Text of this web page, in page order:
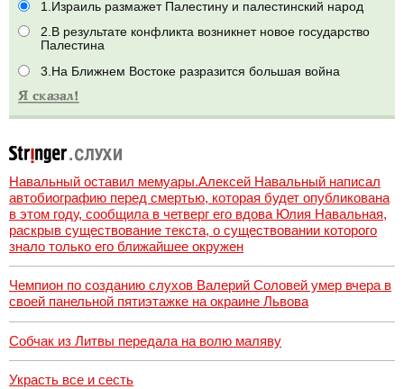
1.Израиль размажет Палестину и палестинский народ
2.В результате конфликта возникнет новое государство
Палестина
3.На Ближнем Востоке разразится большая война
Навальный оставил мемуары.Алексей Навальный написал
автобиографию перед смертью, которая будет опубликована
в этом году, сообщила в четверг его вдова Юлия Навальная,
раскрыв существование текста, о существовании которого
знало только его ближайшее окружен
Чемпион по созданию слухов Валерий Соловей умер вчера в
своей панельной пятиэтажке на окраине Львова
Собчак из Литвы передала на волю маляву
Украсть все и сесть